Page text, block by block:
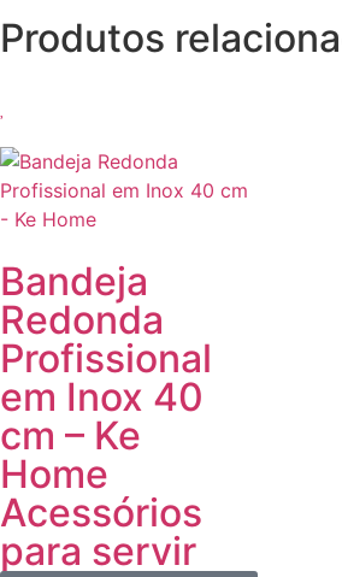
Produtos
Bandeja
Redonda
Profissional
em Inox 40
cm – Ke
Home
Acessórios
para servir